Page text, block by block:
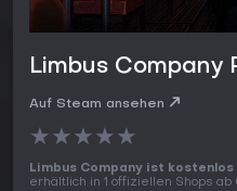
Limbus Company
Auf Steam ansehen
★★★★★
Limbus Company ist
erhältlich in 1 offiziellen Shops ab